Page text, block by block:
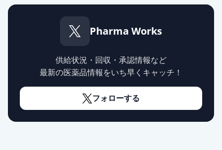
Pharma Works
供給状況・回収・承認情報など
最新の医薬品情報をいち早くキャッチ！
フォローする